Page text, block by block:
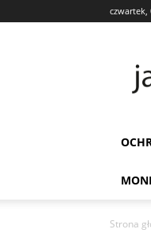
czwartek,
Strona